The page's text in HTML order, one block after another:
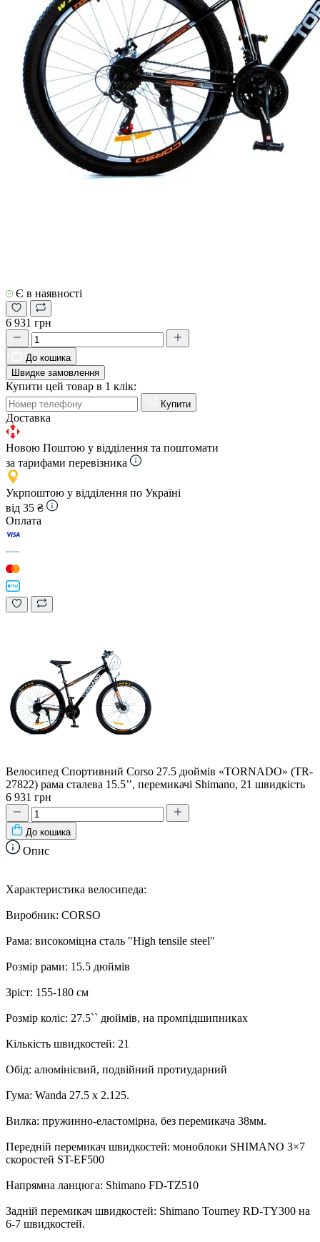
Є в наявності
6 931 грн
До кошика
Швидке замовлення
Купити цей товар в 1 клік:
Купити
Доставка
Новою Поштою у відділення та поштомати
за тарифами перевізника
Укрпоштою у відділення по Україні
від 35 ₴
Оплата
Велосипед Спортивний Corso 27.5 дюймів «TORNADO» (TR-
27822) рама сталева 15.5’’, перемикачі Shimano, 21 швидкість
6 931 грн
До кошика
Опис
Характеристика велосипеда:
Виробник: CORSO
Рама: високоміцна сталь "High tensile steel"
Розмір рами: 15.5 дюймів
Зріст: 155-180 см
Розмір коліс: 27.5`` дюймів, на промпідшипниках
Кількість швидкостей: 21
Обід: алюмінієвий, подвійний протиударний
Гума: Wanda 27.5 x 2.125.
Вилка: пружинно-еластомірна, без перемикача 38мм.
Передній перемикач швидкостей: моноблоки SHIMANO 3×7
скоростей ST-EF500
Напрямна ланцюга: Shimano FD-TZ510
Задній перемикач швидкостей: Shimano Tourney RD-TY300 на
6-7 швидкостей.